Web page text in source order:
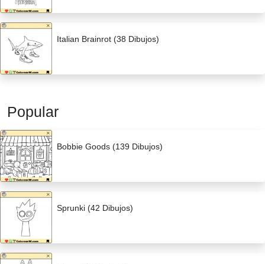
Italian Brainrot (38 Dibujos)
Popular
Bobbie Goods (139 Dibujos)
Sprunki (42 Dibujos)